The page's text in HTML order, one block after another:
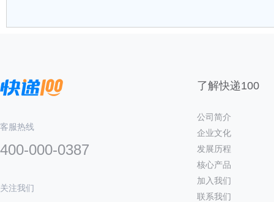
客服热线
400-000-0387
关注我们
了解快递100
公司简介
企业文化
发展历程
核心产品
加入我们
联系我们